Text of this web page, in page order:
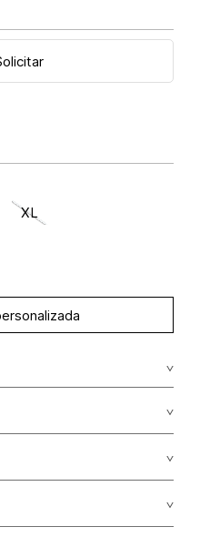
XL
viscosa/viscose28.00%
dejar en remojo / no
Master Card y American